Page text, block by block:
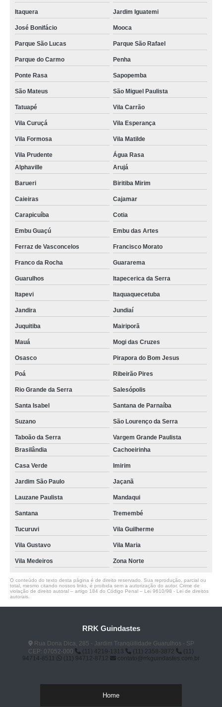
Itaquera Jardim Iguatemi
José Bonifácio Mooca
Parque São Lucas Parque São Rafael
Parque do Carmo Penha
Ponte Rasa Sapopemba
São Mateus São Miguel Paulista
Tatuapé Vila Carrão
Vila Curuçá Vila Esperança
Vila Formosa Vila Matilde
Vila Prudente
Água Rasa
Alphaville
Arujá
Barueri Biritiba Mirim
Caieiras Cajamar
Carapicuíba Cotia
Embu Guaçú Embu das Artes
Ferraz de Vasconcelos Francisco Morato
Franco da Rocha Guararema
Guarulhos Itapecerica da Serra
Itapevi Itaquaquecetuba
Jandira Jundiaí
Juquitiba Mairiporã
Mauá Mogi das Cruzes
Osasco Pirapora do Bom Jesus
Poá Ribeirão Pires
Rio Grande da Serra Salesópolis
Santa Isabel Santana de Parnaíba
Suzano São Lourenço da Serra
Taboão da Serra
Vargem Grande Paulista
Brasilândia
Cachoeirinha
Casa Verde Imirim
Jardim São Paulo Jaçanã
Lauzane Paulista Mandaqui
Santana Tremembé
Tucuruvi Vila Guilherme
Vila Gustavo Vila Maria
Vila Medeiros Zona Norte
O conteúdo do texto desta página é de direito reservado. Sua reprodução, parcial ou
total, mesmo citando nossos links, é proibida sem a autorização do autor. Crime de
violação de direito autoral – artigo 184 do Código Penal – Lei 9610/98 - Lei de direitos
autorais
RRK Guindastes
Rua Dona Dica, 285 - Jardim Tranqüilidade Guarulhos - SP
CEP: 07052-000
(11) 4219-1313 (11) 2358-3872
(11)
94714-8511
(11) 94712-8712 contato@rrkguindastes.com.br
Home